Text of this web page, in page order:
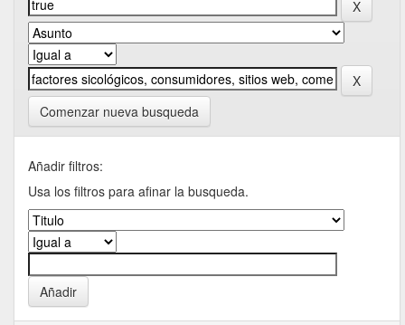
Comenzar nueva busqueda
Añadir filtros:
Usa los filtros para afinar la busqueda.